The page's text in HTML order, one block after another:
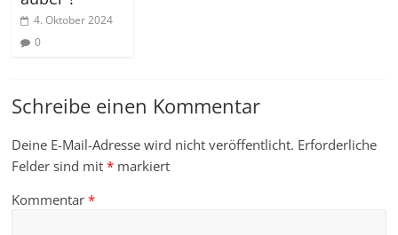
4. Oktober 2024
0
Schreibe einen Kommentar
Deine E-Mail-Adresse wird nicht veröffentlicht. Erforderliche
Felder sind mit* markiert
Kommentar*